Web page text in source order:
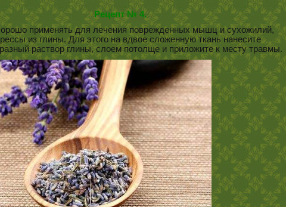
Рецепт № 4.
применять для лечения поврежденных мышц и сухожилий,
из глины. Для этого на вдвое сложенную ткань нанесите
раствор глины, слоем потолще и приложите к месту травмы.